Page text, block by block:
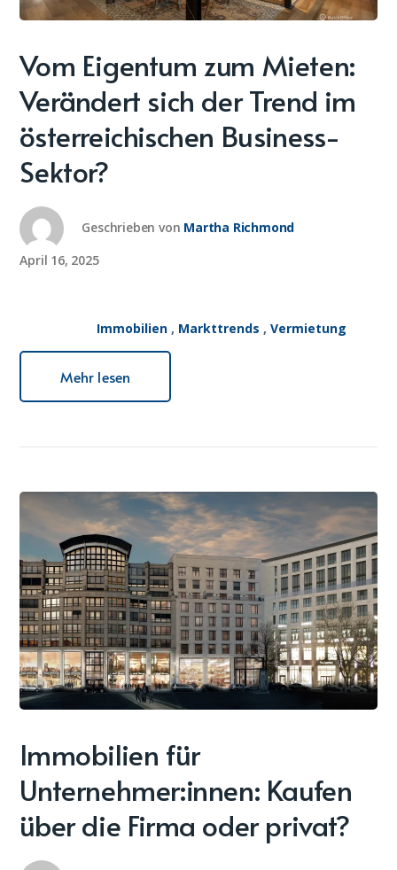
Vom Eigentum zum Mieten:
Verändert sich der Trend im
österreichischen Business-
Sektor?
Geschrieben von Martha Richmond
April 16, 2025
Immobilien, Markttrends , Vermietung
Mehr lesen
Immobilien für
Unternehmer:innen: Kaufen
über die Firma oder privat?